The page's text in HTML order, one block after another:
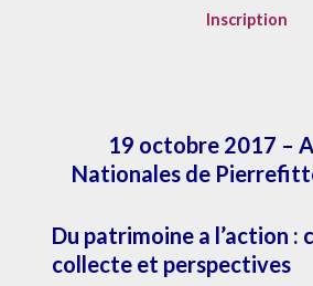
Inscription
19 octobre 2017 –
Nationales de
Du patrimoine a l’action :
collecte et perspectives